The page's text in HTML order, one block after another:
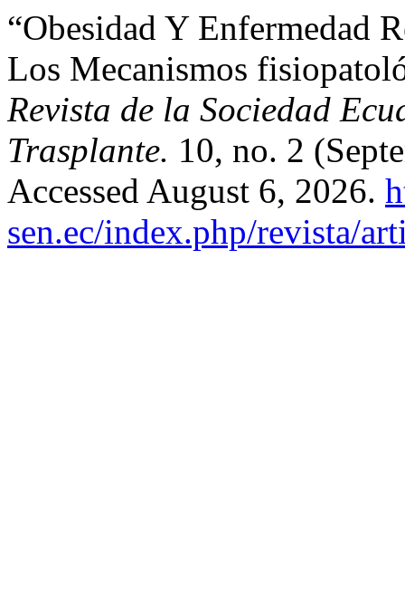
“Obesidad Y Enfermedad
Los Mecanismos
Revista de la Sociedad
Trasplante. 10, no. 2
Accessed August 6, 2026.
sen.ec/index.php/revista/